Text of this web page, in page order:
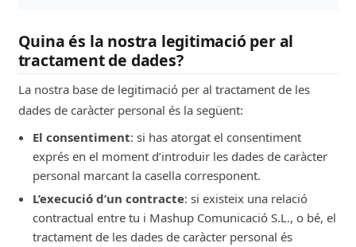
Telèfon.
Quina és la nostra legitimació per al
tractament de dades?
La nostra base de legitimació per al tractament de les
dades de caràcter personal és la següent:
El consentiment: si has atorgat el consentiment
exprés en el moment d’introduir les dades de caràcter
personal marcant la casella corresponent.
L’execució d’un contracte: si existeix una relació
contractual entre tu i Mashup Comunicació S.L., o bé, el
tractament de les dades de caràcter personal és